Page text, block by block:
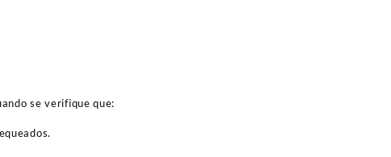
se verifique que: